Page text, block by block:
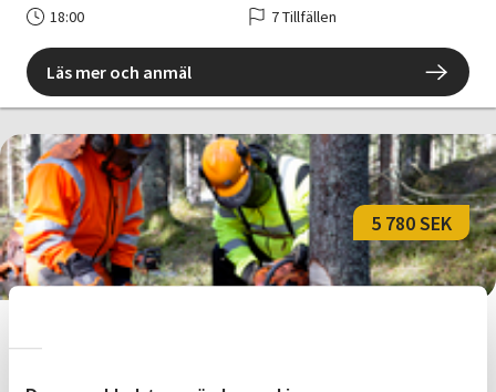
18:00
7 Tillfällen
Läs mer och anmäl
5 780 SEK